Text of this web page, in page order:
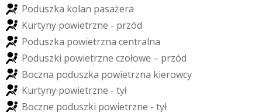
Poduszka kolan pasażera
Kurtyny powietrzne - przód
Poduszka powietrzna centralna
Poduszki powietrzne czołowe – przód
Boczna poduszka powietrzna kierowcy
Kurtyny powietrzne - tył
Boczne poduszki powietrzne - tył